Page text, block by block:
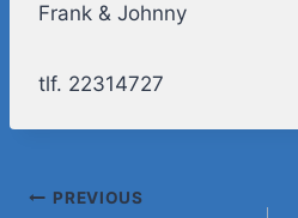
Frank & Johnny
tlf. 22314727
PREVIOUS